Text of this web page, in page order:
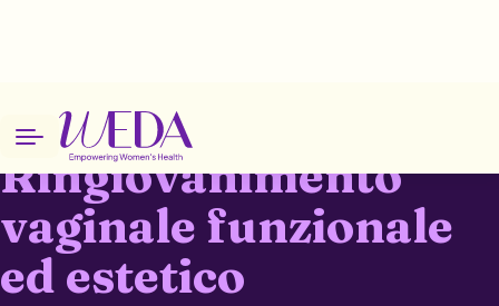
Patologie
Ringiovanimento vaginale funzionale ed estetico
Ringiovanimento
vaginale funzionale
ed estetico